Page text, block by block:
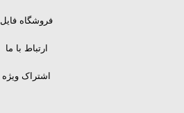
فروشگاه فایل
ارتباط با ما
اشتراک ویژه